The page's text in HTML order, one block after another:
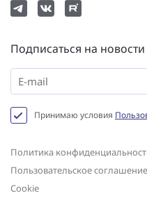
Подписаться на новости
Принимаю условия
Политика
Пользовательское соглашение
Сookie